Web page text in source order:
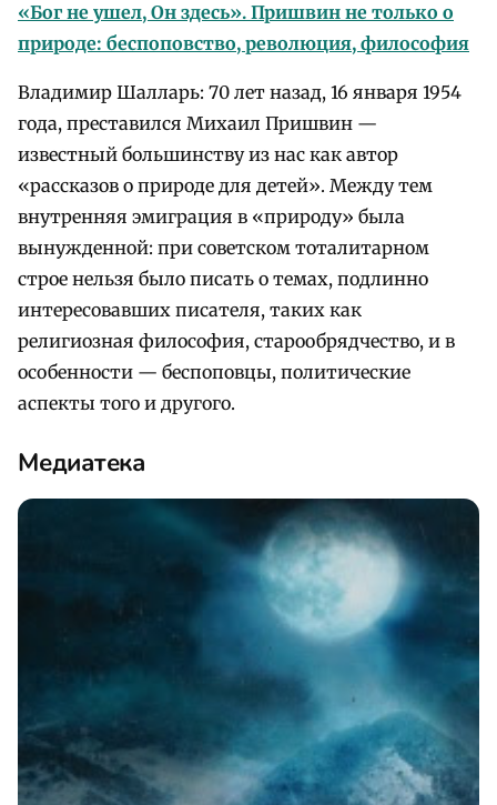
«Бог не ушел, Он здесь». Пришвин не только о
природе: беспоповство, революция, философия
Владимир Шалларь: 70 лет назад, 16 января 1954
года, преставился Михаил Пришвин —
известный большинству из нас как автор
«рассказов о природе для детей». Между тем
внутренняя эмиграция в «природу» была
вынужденной: при советском тоталитарном
строе нельзя было писать о темах, подлинно
интересовавших писателя, таких как
религиозная философия, старообрядчество, и в
особенности — беспоповцы, политические
аспекты того и другого.
Медиатека